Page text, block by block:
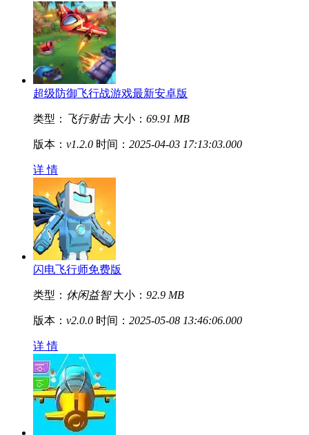
超级防御飞行战游戏最新安卓版
类型： 飞行射击 大小： 69.91 MB
版本： v1.2.0 时间： 2025-04-03 17:13:03.000
详 情
闪电飞行师免费版
类型： 休闲益智 大小： 92.9 MB
版本： v2.0.0 时间： 2025-05-08 13:46:06.000
详 情